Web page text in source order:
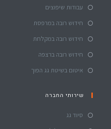
עבודות שיפוצים
חידוש רובה במרפסת
חידוש רובה במקלחת
חידוש רובה ברצפה
איטום בשיטת גג הפוך
שירותי החברה
סיוד גג